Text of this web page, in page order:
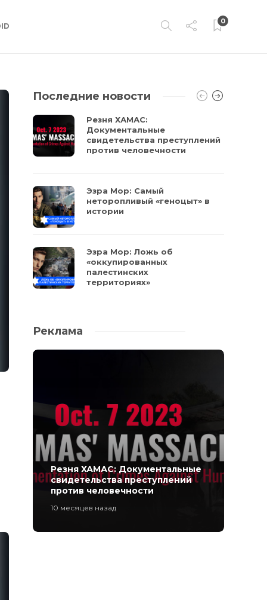
0
Последние новости
Резня ХАМАС:
Документальные
свидетельства преступлений
против человечности
Эзра Мор: Самый
неторопливый «геноцыт» в
истории
Эзра Мор: Ложь об
«оккупированных
палестинских
территориях»
Реклама
Резня ХАМАС: Документальные
свидетельства преступлений
против человечности
10 месяцев назад